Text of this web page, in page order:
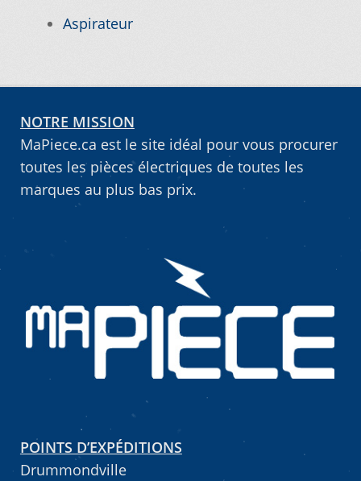
Suivez votre commande
Trucs et astuces
Vous ne trouvez pas la pièce sur notre site…
Aspirateur
NOTRE MISSION
MaPiece.ca est le site idéal pour vous procurer
toutes les pièces électriques de toutes les
marques au plus bas prix.
POINTS D’EXPÉDITIONS
Drummondville